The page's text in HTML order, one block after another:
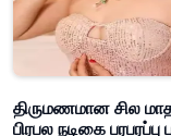
திருமணமான சில
பிரபல நடிகை பரபரப்பு